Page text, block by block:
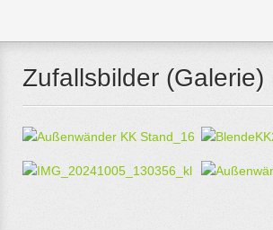
Zufallsbilder (Galerie)